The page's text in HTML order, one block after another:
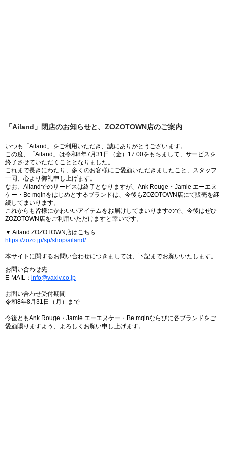
「Ailand」閉店のお知らせと、ZOZOTOWN店のご案内
いつも「Ailand」をご利用いただき、誠にありがとうございます。
この度、「Ailand」は令和8年7月31日（金）17:00をもちまして、サービスを
終了させていただくこととなりました。
これまで長きにわたり、多くのお客様にご愛顧いただきましたこと、スタッフ
一同、心より御礼申し上げます。
なお、Ailandでのサービスは終了となりますが、Ank Rouge・Jamie エーエヌ
ケー・Be mqinをはじめとするブランドは、今後もZOZOTOWN店にて販売を継
続してまいります。
これからも皆様にかわいいアイテムをお届けしてまいりますので、今後はぜひ
ZOZOTOWN店をご利用いただけますと幸いです。
▼ Ailand ZOZOTOWN店はこちら
https://zozo.jp/sp/shop/ailand/
本サイトに関するお問い合わせにつきましては、下記までお願いいたします。
お問い合わせ先
E-MAIL： info@vaxiv.co.jp
お問い合わせ受付期間
令和8年8月31日（月）まで
今後ともAnk Rouge・Jamie エーエヌケー・Be mqinならびに各ブランドをご
愛顧賜りますよう、よろしくお願い申し上げます。